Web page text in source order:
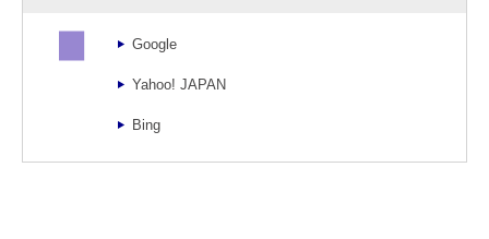
Google
Yahoo! JAPAN
Bing